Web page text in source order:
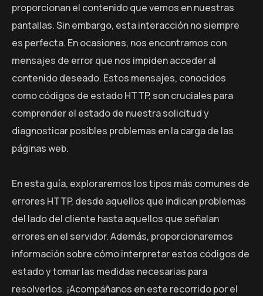
proporcionan el contenido que vemos en nuestras
pantallas. Sin embargo, esta interacción no siempre
es perfecta. En ocasiones, nos encontramos con
mensajes de error que nos impiden acceder al
contenido deseado. Estos mensajes, conocidos
como códigos de estado HTTP, son cruciales para
comprender el estado de nuestra solicitud y
diagnosticar posibles problemas en la carga de las
páginas web.
En esta guía, exploraremos los tipos más comunes de
errores HTTP, desde aquellos que indican problemas
del lado del cliente hasta aquellos que señalan
errores en el servidor. Además, proporcionaremos
información sobre cómo interpretar estos códigos de
estado y tomar las medidas necesarias para
resolverlos. ¡Acompáñanos en este recorrido por el